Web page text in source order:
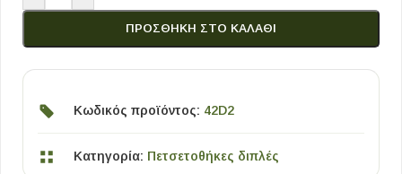
ΠΡΟΣΘΉΚΗ ΣΤΟ ΚΑΛΆΘΙ
Κωδικός προϊόντος: 42D2
Κατηγορία: Πετσετοθήκες διπλές